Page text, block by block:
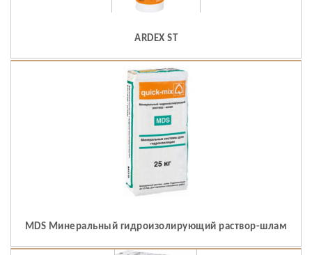
ARDEX ST
MDS Минеральный гидроизолирующий раствор-шлам